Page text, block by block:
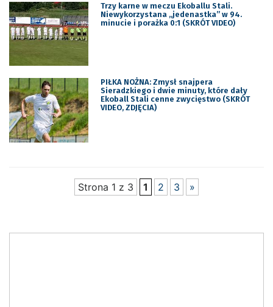
Trzy karne w meczu Ekoballu Stali.
Niewykorzystana „jedenastka” w 94.
minucie i porażka 0:1 (SKRÓT VIDEO)
PIŁKA NOŻNA: Zmysł snajpera
Sieradzkiego i dwie minuty, które dały
Ekoball Stali cenne zwycięstwo (SKRÓT
VIDEO, ZDJĘCIA)
Strona 1 z 3 1 2 3 »